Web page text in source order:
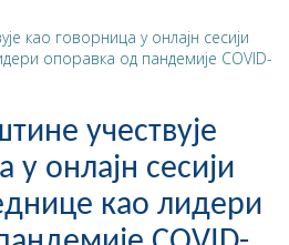
као говорница у онлајн сесији
опоравка од пандемије COVID-
учествује
у онлајн сесији
као лидери